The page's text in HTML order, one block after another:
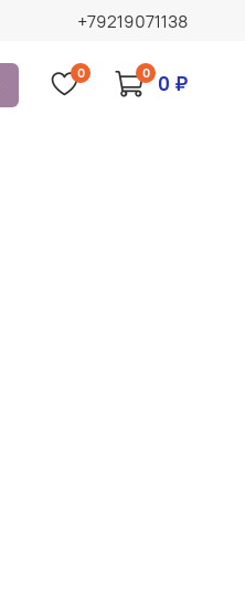
+79219071138
0 0 0 ₽